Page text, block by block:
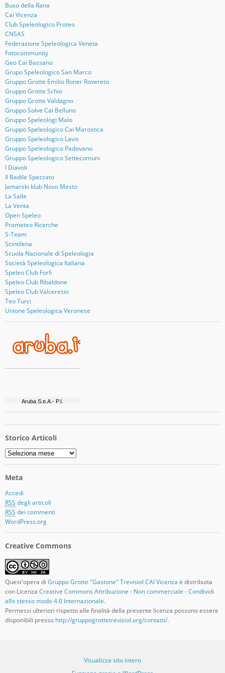
Buso della Rana
Cai Vicenza
Club Speleologico Proteo
CNSAS
Federazione Speleologica Veneta
Fotocommunity
Geo Cai Bassano
Grupo Speleologico San Marco
Gruppo Grotte Emilio Roner Rovereto
Gruppo Grotte Schio
Gruppo Grotte Valdagno
Gruppo Solve Cai Belluno
Gruppo Speleologi Malo
Gruppo Speleologico Cai Marostica
Gruppo Speleologico Lavis
Gruppo Speleologico Padovano
Gruppo Speleologico Settecomuni
I Diavoli
Il Badile Spezzato
Jamarski klub Novo Mesto
La Salle
La Venta
Open Speleo
Prometeo Ricerche
S-Team
Scintilena
Scuola Nazionale di Speleologia
Società Speleologica Italiana
Speleo Club Forlì
Speleo Club Ribaldone
Speleo Club Valceresio
Teo Turci
Unione Speleologica Veronese
Storico Articoli
Storico
Articoli
Meta
Accedi
RSS degli articoli
RSS dei commenti
WordPress.org
Creative Commons
Quest'opera di Gruppo Grotte "Gastone" Trevisiol CAI Vicenza è distribuita
con Licenza Creative Commons Attribuzione - Non commerciale - Condividi
allo stesso modo 4.0 Internazionale.
Permessi ulteriori rispetto alle finalità della presente licenza possono essere
disponibili presso http://gruppogrottetrevisiol.org/contatti/.
Visualizza sito intero